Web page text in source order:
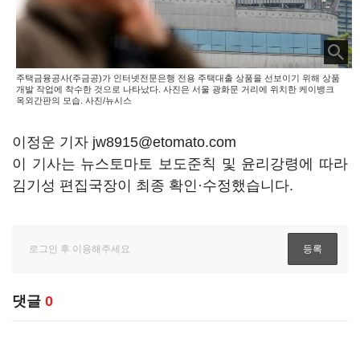
주택금융공사(주금공)가 인터넷전문은행 전용 주택대출 상품을 선보이기 위해 상품
개발 작업에 착수한 것으로 나타났다. 사진은 서울 광화문 거리에 위치한 케이뱅크
옥외간판의 모습. 사진/뉴시스
이정운 기자 jw8915@etomato.com
이 기사는 뉴스토마토 보도준칙 및 윤리강령에 따라
김기성 편집국장이 최종 확인·수정했습니다.
댓글 0